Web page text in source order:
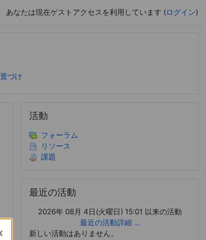
あなたは現在ゲストアクセスを利用しています (ログイン)
づけ
活動
フォーラム
リソース
課題
最近の活動
2026年 08月 4日(火曜日) 15:01 以来の活動
最近の活動詳細 ...
新しい活動はありません。